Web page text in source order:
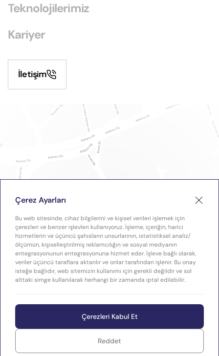
Teknolojilerimiz
Kariyer
İletişim
Copyright © 2026 Plastimak TASARIM
Çerez Ayarları
Bu web sitesinde, cihaz bilgilerini ve kişisel verileri işlemek için
çerezleri ve benzer işlevleri kullanıyoruz. İşleme, içeriğin, harici
hizmetlerin ve üçüncü şahısların unsurlarının, istatistiksel analiz/
ölçümün, kişiselleştirilmiş reklamcılığın ve sosyal medyanın
entegrasyonunun entegrasyonuna hizmet eder. İşleve bağlı olarak,
veriler üçüncü taraflara aktarılır ve onlar tarafından işlenir. Bu onay
isteğe bağlıdır, web sitemizin kullanımı için gerekli değildir ve sol
alttaki simge kullanılarak herhangi bir zamanda iptal edilebilir.
Çerezleri Kabul Et
Reddet